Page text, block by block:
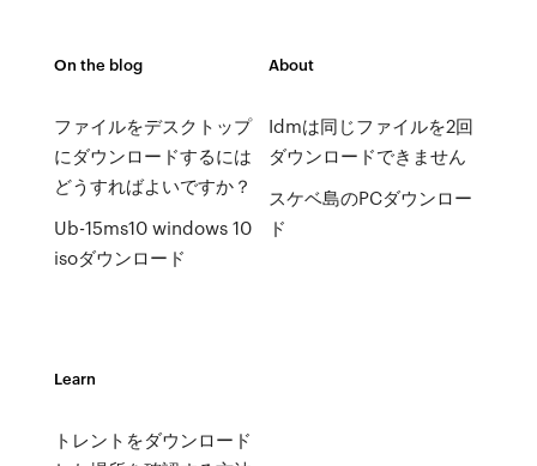
On the blog
ファイルをデスクトップ
にダウンロードするには
どうすればよいですか？
Ub-15ms10 windows 10
isoダウンロード
About
Idmは同じファイルを2回
ダウンロードできません
スケベ島のPCダウンロー
ド
Learn
トレントをダウンロード